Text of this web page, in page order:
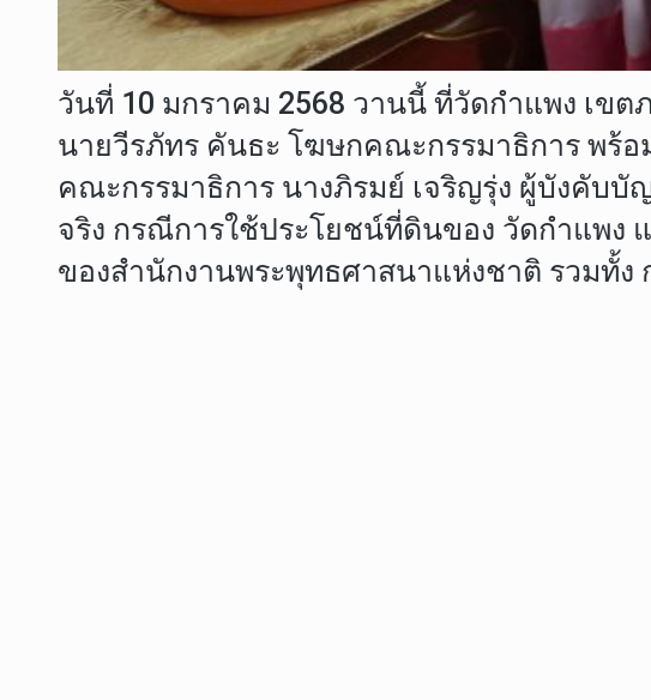
วันที่ 10 มกราคม 2568 วานนี้ ที่วัดกำแพง เข
นายวีรภัทร คันธะ โฆษกคณะกรรมาธิการ พร้
คณะกรรมาธิการ นางภิรมย์ เจริญรุ่ง ผู้บังคับ
จริง กรณีการใช้ประโยชน์ที่ดินของ วัดกำแพง
ของสำนักงานพระพุทธศาสนาแห่งชาติ รวมทั้ง